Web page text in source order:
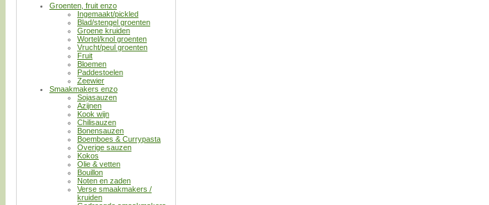
Groenten, fruit enzo
Ingemaakt/pickled
Blad/stengel groenten
Groene kruiden
Wortel/knol groenten
Vrucht/peul groenten
Fruit
Bloemen
Paddestoelen
Zeewier
Smaakmakers enzo
Sojasauzen
Azijnen
Kook wijn
Chilisauzen
Bonensauzen
Boemboes & Currypasta
Overige sauzen
Kokos
Olie & vetten
Bouillon
Noten en zaden
Verse smaakmakers /
kruiden